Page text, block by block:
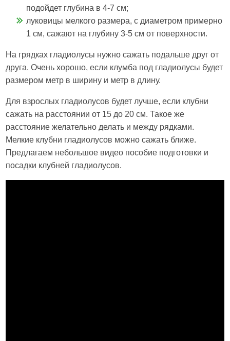
подойдет глубина в 4-7 см;
луковицы мелкого размера, с диаметром примерно
1 см, сажают на глубину 3-5 см от поверхности.
На грядках гладиолусы нужно сажать подальше друг от
друга. Очень хорошо, если клумба под гладиолусы будет
размером метр в ширину и метр в длину.
Для взрослых гладиолусов будет лучше, если клубни
сажать на расстоянии от 15 до 20 см. Такое же
расстояние желательно делать и между рядками.
Мелкие клубни гладиолусов можно сажать ближе.
Предлагаем небольшое видео пособие подготовки и
посадки клубней гладиолусов.